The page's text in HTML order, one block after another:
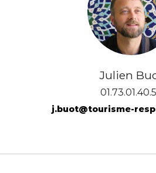
Julien
j.buot@tourisme-